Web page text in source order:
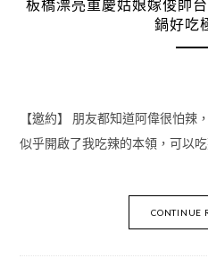
板橋漂亮重慶姑娘嫁俊帥
鍋好吃
【邀約】 朋友都知道阿偉很怕辣
似乎開啟了我吃辣的本領，可以
CONTINUE